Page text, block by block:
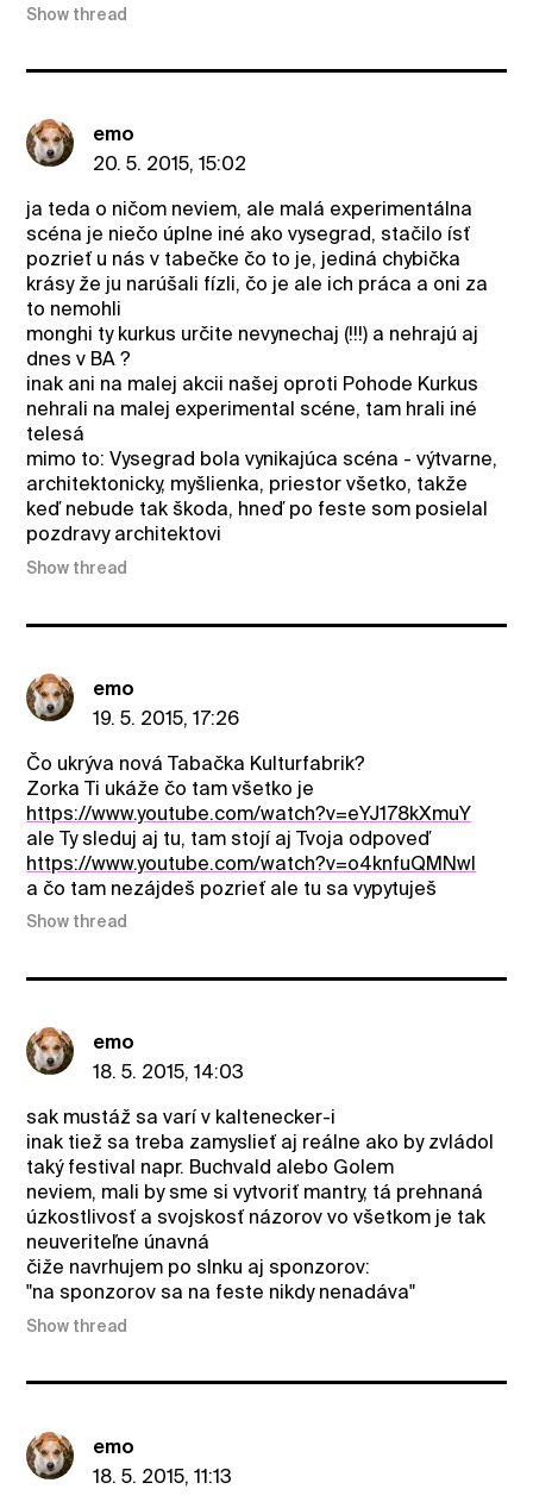
Show thread
emo
20. 5. 2015, 15:02
ja teda o ničom neviem, ale malá experimentálna
scéna je niečo úplne iné ako vysegrad, stačilo ísť
pozrieť u nás v tabečke čo to je, jediná chybička
krásy že ju narúšali fízli, čo je ale ich práca a oni za
to nemohli
monghi ty kurkus určite nevynechaj (!!!) a nehrajú aj
dnes v BA ?
inak ani na malej akcii našej oproti Pohode Kurkus
nehrali na malej experimental scéne, tam hrali iné
telesá
mimo to: Vysegrad bola vynikajúca scéna - výtvarne,
architektonicky, myšlienka, priestor všetko, takže
keď nebude tak škoda, hneď po feste som posielal
pozdravy architektovi
Show thread
emo
19. 5. 2015, 17:26
Čo ukrýva nová Tabačka Kulturfabrik?
Zorka Ti ukáže čo tam všetko je
https://www.youtube.com/watch?v=eYJ178kXmuY
ale Ty sleduj aj tu, tam stojí aj Tvoja odpoveď
https://www.youtube.com/watch?v=o4knfuQMNwI
a čo tam nezájdeš pozrieť ale tu sa vypytuješ
Show thread
emo
18. 5. 2015, 14:03
sak mustáž sa varí v kaltenecker-i
inak tiež sa treba zamyslieť aj reálne ako by zvládol
taký festival napr. Buchvald alebo Golem
neviem, mali by sme si vytvoriť mantry, tá prehnaná
úzkostlivosť a svojskosť názorov vo všetkom je tak
neuveriteľne únavná
čiže navrhujem po slnku aj sponzorov:
"na sponzorov sa na feste nikdy nenadáva"
Show thread
emo
18. 5. 2015, 11:13